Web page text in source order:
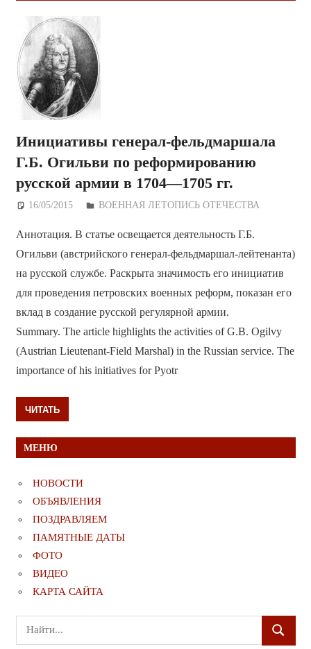
Инициативы генерал-фельдмаршала
Г.Б. Огильви по реформированию
русской армии в 1704—1705 гг.
16/05/2015 Дежурный по Редакции
ВОЕННАЯ ЛЕТОПИСЬ ОТЕЧЕСТВА
Аннотация. В статье освещается деятельность Г.Б.
Огильви (австрийского генерал-фельдмаршал-лейтенанта)
на русской службе. Раскрыта значимость его инициатив
для проведения петровских военных реформ, показан его
вклад в создание русской регулярной армии.
Summary. The article highlights the activities of G.B. Ogilvy
(Austrian Lieutenant-Field Marshal) in the Russian service. The
importance of his initiatives for Pyotr
ЧИТАТЬ
МЕНЮ
НОВОСТИ
ОБЪЯВЛЕНИЯ
ПОЗДРАВЛЯЕМ
ПАМЯТНЫЕ ДАТЫ
ФОТО
ВИДЕО
КАРТА САЙТА
Поиск
для:
ПОИСК